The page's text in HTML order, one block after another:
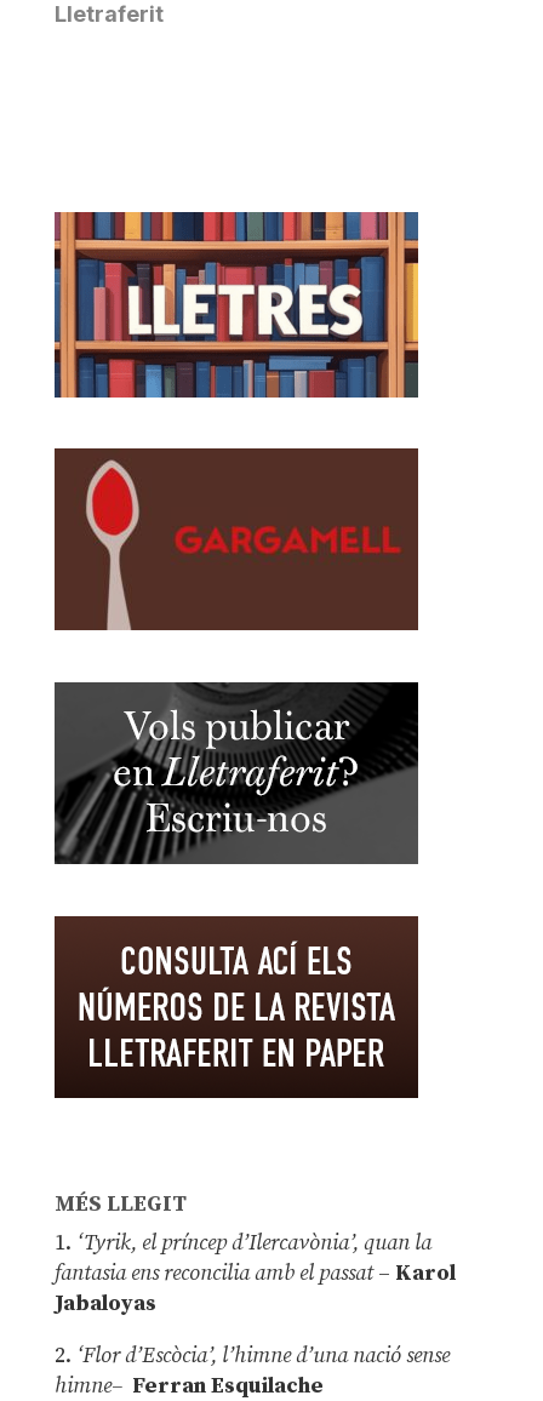
Lletraferit
MÉS LLEGIT
1. ‘Tyrik, el príncep d’Ilercavònia’, quan la
fantasia ens reconcilia amb el passat– Karol
Jabaloyas
2. ‘Flor d’Escòcia’, l’himne d’una nació sense
himne– Ferran Esquilache